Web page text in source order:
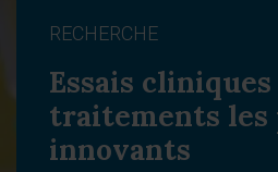
RECHERCHE
Essais
traitements les
innovants